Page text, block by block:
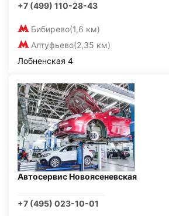
+7 (499) 110-28-43
Бибирево(1,6 км)
Алтуфьево(2,35 км)
Лобненская 4
Автосервис Новоясеневская
+7 (495) 023-10-01